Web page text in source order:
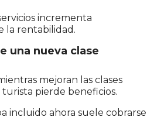
incrementa
la rentabilidad.
una nueva clase
mejoran las clases
turista pierde beneficios.
incluido ahora suele cobrarse